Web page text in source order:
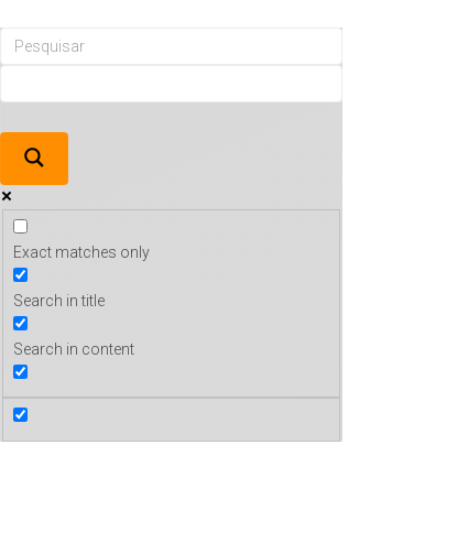
Exact matches only
Search in title
Search in content